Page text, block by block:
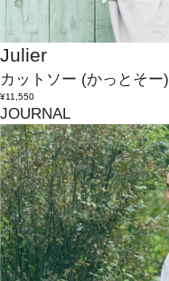
Julier
カットソー (かっとそー)
¥11,550
JOURNAL